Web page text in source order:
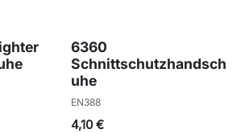
6360
Schnittschutzhandsch
uhe
EN388
4,10€